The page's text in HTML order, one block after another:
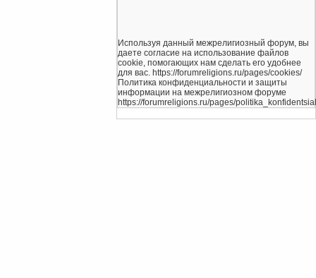
Используя данный межрелигиозный форум, вы
даете согласие на использование файлов
cookie, помогающих нам сделать его удобнее
для вас. https://forumreligions.ru/pages/cookies/
Политика конфиденциальности и защиты
информации на межрелигиозном форуме
https://forumreligions.ru/pages/